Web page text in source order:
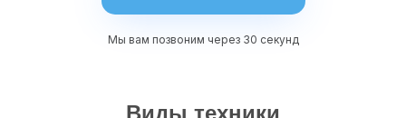
Мы вам позвоним через 30 секунд
Виды техники